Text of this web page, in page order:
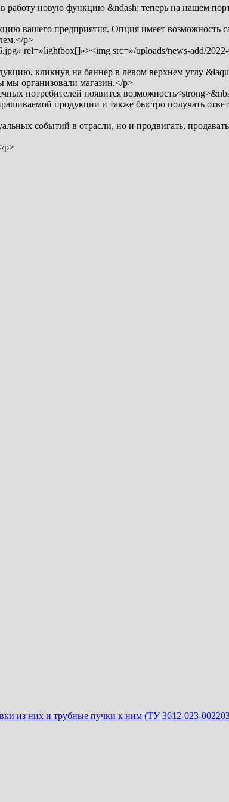
новую функцию &ndash; теперь на нашем
вашего предприятия. Опция имеет возможность
p>
rel=»lightbox[]»><img src=»/uploads/news-add/
кликнув на баннер в левом верхнем углу
мы организовали магазин.</p>
потребителей появится
продукции и также быстро получать
событий в отрасли, но и продвигать,
p>
из них и трубные пучки к ним (ТУ 3612-023-